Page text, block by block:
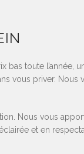
bas toute l’année,
vous priver. Nous
Nous vous
et en